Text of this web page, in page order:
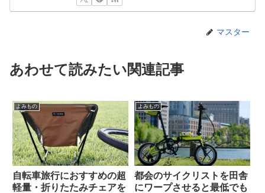
マスター
あわせて読みたい関連記事
よみもの
自転車旅行におすすめの超
軽量・折りたたみチェアを
よみもの
都会のサイクリストを田舎
にワープさせると最低でも